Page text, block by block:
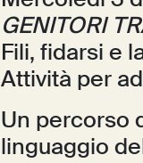
GENITORI
Fili, fidarsi e
Attività per
Un percorso
linguaggio